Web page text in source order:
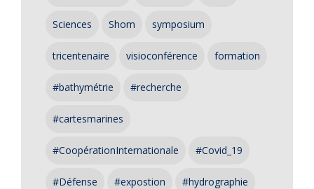
Sciences Shom symposium
tricentenaire visioconférence formation
#bathymétrie #recherche
#cartesmarines
#CoopérationInternationale #Covid_19
#Défense #expostion #hydrographie